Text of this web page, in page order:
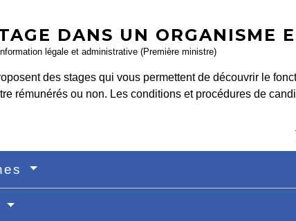
DANS UN ORGANISME
légale et administrative (Première ministre)
des stages qui vous permettent de découvrir le
rémunérés ou non. Les conditions et procédures de